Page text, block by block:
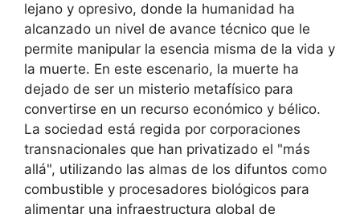
lejano y opresivo, donde la humanidad ha
alcanzado un nivel de avance técnico que le
permite manipular la esencia misma de la vida y
la muerte. En este escenario, la muerte ha
dejado de ser un misterio metafísico para
convertirse en un recurso económico y bélico.
La sociedad está regida por corporaciones
transnacionales que han privatizado el "más
allá", utilizando las almas de los difuntos como
combustible y procesadores biológicos para
alimentar una infraestructura global de